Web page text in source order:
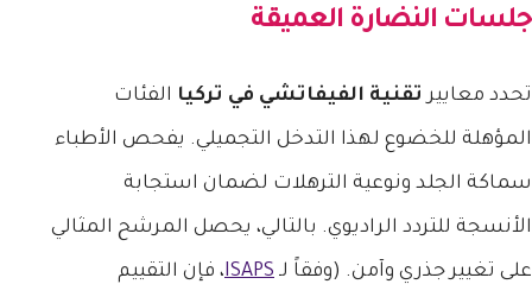
جلسات النضارة العميقة
تحدد معايير تقنية الفيفاتشي في تركيا الفئات
المؤهلة للخضوع لهذا التدخل التجميلي. يفحص الأطباء
سماكة الجلد ونوعية الترهلات لضمان استجابة
الأنسجة للتردد الراديوي. بالتالي، يحصل المرشح المثالي
على تغيير جذري وآمن. (وفقاً لـ ISAPS، فإن التقييم